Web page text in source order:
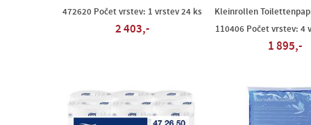
472620 Počet vrstev: 1 vrstev 24 ks
2 403,-
Kleinrollen
110406 Počet vrstev: 4
1 895,-